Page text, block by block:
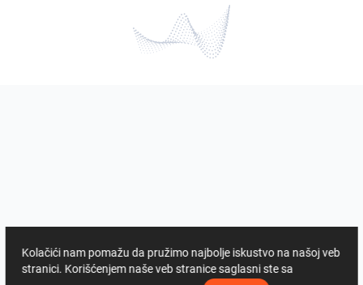
Kolačići nam pomažu da pružimo najbolje iskustvo na našoj veb
stranici. Korišćenjem naše veb stranice saglasni ste sa